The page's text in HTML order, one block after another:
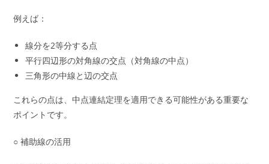
例えば：
線分を2等分する点
平行四辺形の対角線の交点（対角線の中点）
三角形の中線と辺の交点
これらの点は、中点連結定理を適用できる可能性がある重要な
ポイントです。
○ 補助線の活用